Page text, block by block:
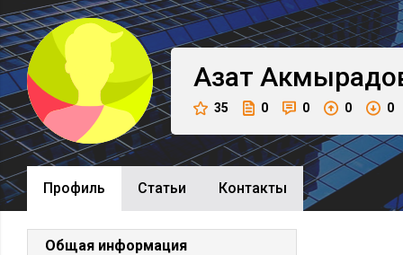
Азат
35 0 0 0 0
Профиль Cтатьи Контакты
Общая информация